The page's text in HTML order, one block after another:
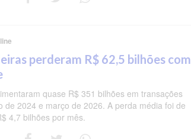
perderam R$ 62,5 bilhões com
quase R$ 351 bilhões em transações
de 2024 e março de 2026. A perda média foi de
4,7 bilhões por mês.